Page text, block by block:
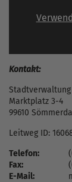
Kontakt:
Marktplatz 3-4
99610 Sömmerda
Leitweg ID:
Telefon:
Fax:
E-Mail: